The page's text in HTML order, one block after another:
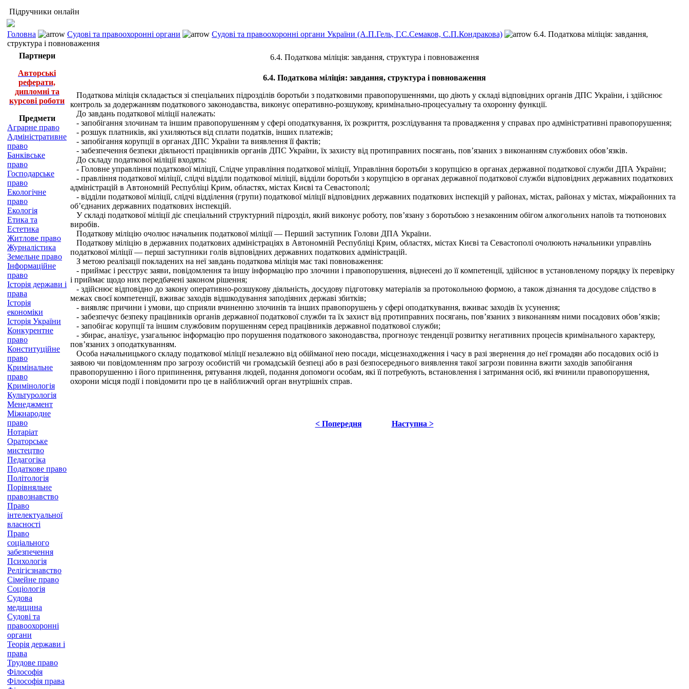
Підручники онлайн
Головна Судові та правоохоронні органи Судові та правоохоронні органи України (А.П.Гель, Г.С.Семаков, С.П.Кондракова)
6.4. Податкова міліція: завдання,
структура і повноваження
Партнери
Авторські
реферати,
дипломні та
курсові роботи
Предмети
Аграрне право
Адміністративне
право
Банківське
право
Господарське
право
Екологічне
право
Екологія
Етика та
Естетика
Житлове право
Журналістика
Земельне право
Інформаційне
право
Історія держави і
права
Історія
економіки
Історія України
Конкурентне
право
Конституційне
право
Кримінальне
право
Кримінологія
Культурологія
Менеджмент
Міжнародне
право
Нотаріат
Ораторське
мистецтво
Педагогіка
Податкове право
Політологія
Порівняльне
правознавство
Право
інтелектуальної
власності
Право
соціального
забезпечення
Психологія
Релігієзнавство
Сімейне право
Соціологія
Судова
медицина
Судові та
правоохоронні
органи
Теорія держави і
права
Трудове право
Філософія
Філософія права
6.4. Податкова міліція: завдання, структура і повноваження
6.4. Податкова міліція: завдання, структура і повноваження
Податкова міліція складається зі спеціальних підрозділів боротьби з податковими правопорушеннями, що діють у складі відповідних органів ДПС України, і здійснює
контроль за додержанням податкового законодавства, виконує оперативно-розшукову, кримінально-процесуальну та охоронну функції.
До завдань податкової міліції належать:
- запобігання злочинам та іншим правопорушенням у сфері оподаткування, їх розкриття, розслідування та провадження у справах про адміністративні правопорушення;
- розшук платників, які ухиляються від сплати податків, інших платежів;
- запобігання корупції в органах ДПС України та виявлення її фактів;
- забезпечення безпеки діяльності працівників органів ДПС України, їх захисту від протиправних посягань, пов’язаних з виконанням службових обов’язків.
До складу податкової міліції входять:
- Головне управління податкової міліції, Слідче управління податкової міліції, Управління боротьби з корупцією в органах державної податкової служби ДПА України;
- правління податкової міліції, слідчі відділи податкової міліції, відділи боротьби з корупцією в органах державної податкової служби відповідних державних податкових
адміністрацій в Автономній Республіці Крим, областях, містах Києві та Севастополі;
- відділи податкової міліції, слідчі відділення (групи) податкової міліції відповідних державних податкових інспекцій у районах, містах, районах у містах, міжрайонних та
об’єднаних державних податкових інспекцій.
У складі податкової міліції діє спеціальний структурний підрозділ, який виконує роботу, пов’язану з боротьбою з незаконним обігом алкогольних напоїв та тютюнових
виробів.
Податкову міліцію очолює начальник податкової міліції — Перший заступник Голови ДПА України.
Податкову міліцію в державних податкових адміністраціях в Автономній Республіці Крим, областях, містах Києві та Севастополі очолюють начальники управлінь
податкової міліції — перші заступники голів відповідних державних податкових адміністрацій.
З метою реалізації покладених на неї завдань податкова міліція має такі повноваження:
- приймає і реєструє заяви, повідомлення та іншу інформацію про злочини і правопорушення, віднесені до її компетенції, здійснює в установленому порядку їх перевірку
і приймає щодо них передбачені законом рішення;
- здійснює відповідно до закону оперативно-розшукову діяльність, досудову підготовку матеріалів за протокольною формою, а також дізнання та досудове слідство в
межах своєї компетенції, вживає заходів відшкодування заподіяних державі збитків;
- виявляє причини і умови, що сприяли вчиненню злочинів та інших правопорушень у сфері оподаткування, вживає заходів їх усунення;
- забезпечує безпеку працівників органів державної податкової служби та їх захист від протиправних посягань, пов’язаних з виконанням ними посадових обов’язків;
- запобігає корупції та іншим службовим порушенням серед працівників державної податкової служби;
- збирає, аналізує, узагальнює інформацію про порушення податкового законодавства, прогнозує тенденції розвитку негативних процесів кримінального характеру,
пов’язаних з оподаткуванням.
Особа начальницького складу податкової міліції незалежно від обійманої нею посади, місцезнаходження і часу в разі звернення до неї громадян або посадових осіб із
заявою чи повідомленням про загрозу особистій чи громадській безпеці або в разі безпосереднього виявлення такої загрози повинна вжити заходів запобігання
правопорушенню і його припинення, рятування людей, подання допомоги особам, які її потребують, встановлення і затримання осіб, які вчинили правопорушення,
охорони місця події і повідомити про це в найближчий орган внутрішніх справ.
< Попередня Наступна >